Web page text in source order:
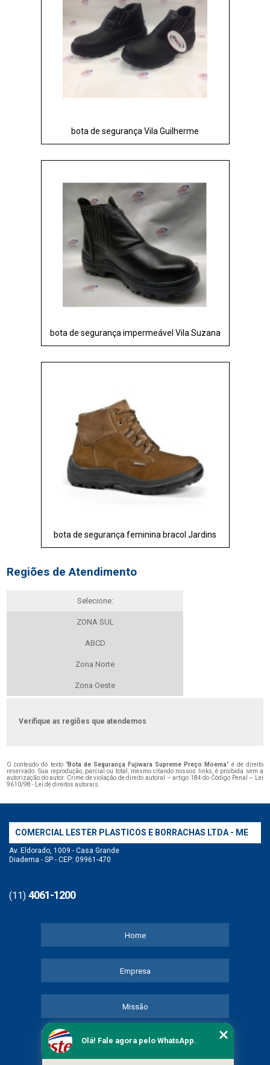
bota de segurança Vila Guilherme
bota de segurança impermeável Vila Suzana
bota de segurança feminina bracol Jardins
Regiões de Atendimento
Selecione:
ZONA SUL
ABCD
Zona Norte
Zona Oeste
Verifique as regiões que atendemos
O conteúdo do texto "Bota de Segurança Fujiwara Supreme Preço Moema" é de direito
reservado. Sua reprodução, parcial ou total, mesmo citando nossos links, é proibida sem a
autorização do autor. Crime de violação de direito autoral – artigo 184 do Código Penal –
Lei
9610/98 - Lei de direitos autorais
COMERCIAL LESTER PLASTICOS E BORRACHAS LTDA - ME
Av. Eldorado, 1009 - Casa Grande
Diadema - SP - CEP: 09961-470
(11) 4061-1200
Home
Empresa
Missão
Serviços
Olá! Fale agora pelo WhatsApp.